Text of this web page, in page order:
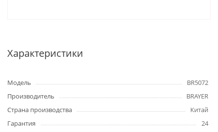
Характеристики
Модель
BR5072
Производитель
BRAYER
Страна производства
Китай
Гарантия
24